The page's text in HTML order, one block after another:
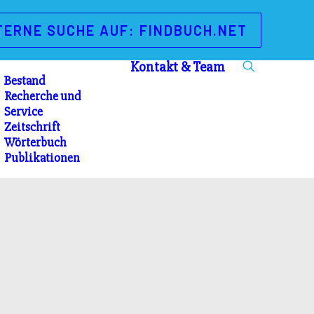
SUCHE AUF: FINDBUCH.NET
Bestand
Recherche und
Service
Zeitschrift
Wörterbuch
Publikationen
Kontakt & Team